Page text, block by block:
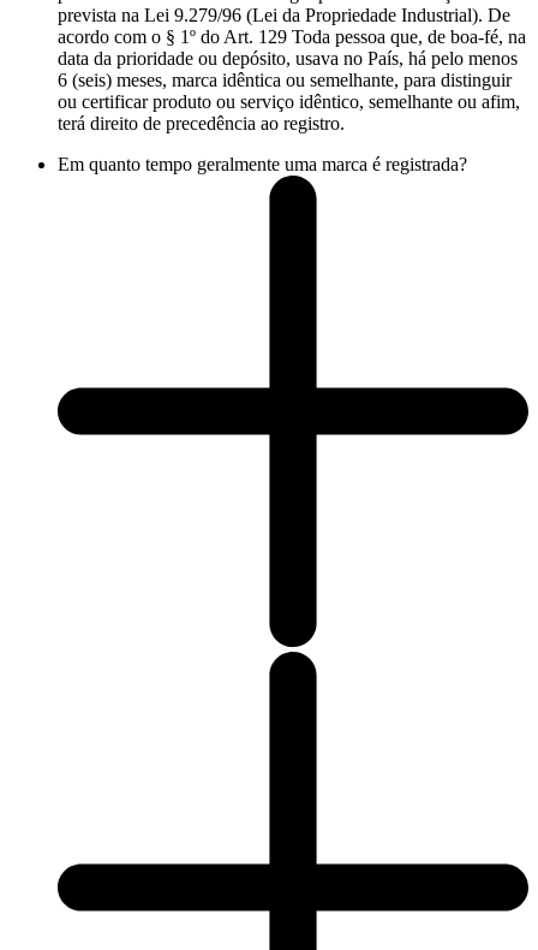
prevista na Lei 9.279/96 (Lei da Propriedade Industrial). De
acordo com o § 1º do Art. 129 Toda pessoa que, de boa-fé, na
data da prioridade ou depósito, usava no País, há pelo menos
6 (seis) meses, marca idêntica ou semelhante, para distinguir
ou certificar produto ou serviço idêntico, semelhante ou afim,
terá direito de precedência ao registro.
Em quanto tempo geralmente uma marca é registrada?